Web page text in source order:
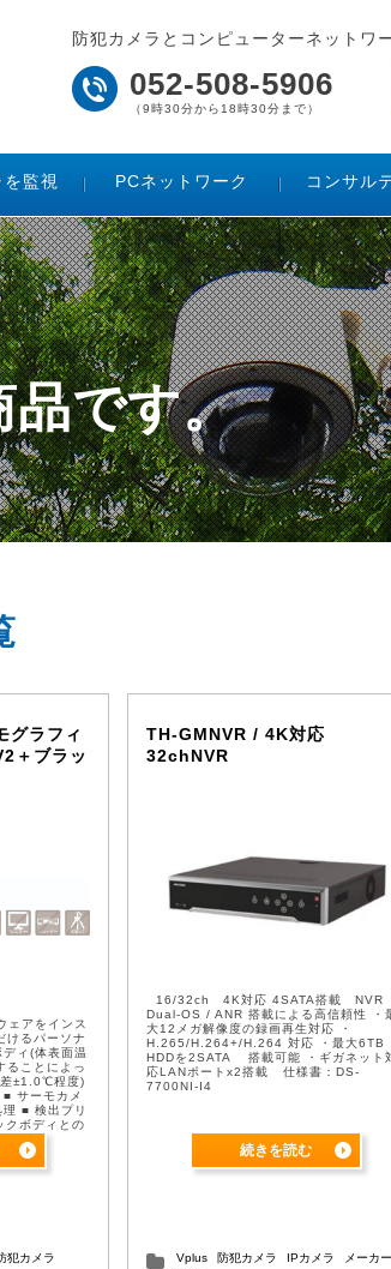
防犯カメラとコンピューターネットワ
052-508-5906
（9時30分から18時30分まで）
監視 PCネットワーク コンサル
です。
グラフィ
＋ブラッ
ェアをインス
けるパーソナ
ィ(体表面温
ることによっ
±1.0℃程度)
サーモカメ
■ 検出プリ
ボディとの
で、通 ...
犯カメラ
TH-GMNVR / 4K対応
32chNVR
16/32ch 4K対応 4SATA搭載 NVR
Dual-OS / ANR 搭載による高信頼性 ・
大12メガ解像度の録画再生対応 ・
H.265/H.264+/H.264 対応 ・最大6TB
HDDを2SATA 搭載可能 ・ギガネット
応LANポートx2搭載 仕様書：DS-
7700NI-I4
続きを読む
Vplus 防犯カメラ IPカメラ
メーカー